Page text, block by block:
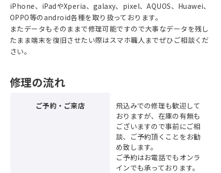
iPhone、iPadやXperia、galaxy、pixel、AQUOS、Huawei、
OPPO等のandroid各種を取り扱っております。
またデータもそのままで修理可能ですので大事なデータを残し
たまま端末を復旧させたい際はスマホ職人までぜひご相談くだ
さい。
修理の流れ
ご予約・ご来店
飛込みでの修理も歓迎して
おりますが、在庫の有無も
ございますので事前にご相
談、ご予約頂くことをお勧
め致します。
ご予約はお電話でもオンラ
インでも承っております。